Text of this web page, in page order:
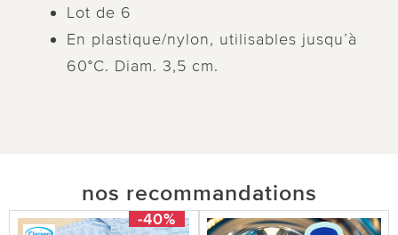
Lot de 6
En plastique/nylon, utilisables jusqu’à
60°C. Diam. 3,5 cm.
nos recommandations
-40%